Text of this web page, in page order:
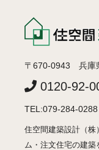
〒670-0943 兵庫
0120-92-
TEL:079-284-
住空間建築設計（株
ム・注文住宅の建